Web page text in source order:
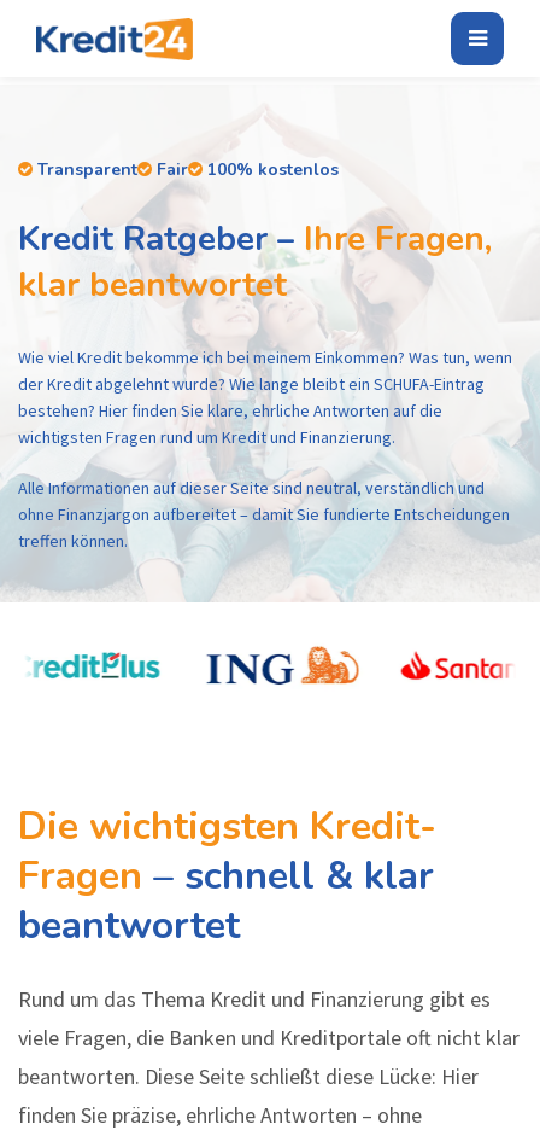
Transparent Fair 100% kostenlos
Kredit Ratgeber – Ihre Fragen,
klar beantwortet
Wie viel Kredit bekomme ich bei meinem Einkommen? Was tun, wenn
der Kredit abgelehnt wurde? Wie lange bleibt ein SCHUFA-Eintrag
bestehen? Hier finden Sie klare, ehrliche Antworten auf die
wichtigsten Fragen rund um Kredit und Finanzierung.
Alle Informationen auf dieser Seite sind neutral, verständlich und
ohne Finanzjargon aufbereitet – damit Sie fundierte Entscheidungen
treffen können.
Die wichtigsten Kredit-
Fragen – schnell & klar
beantwortet
Rund um das Thema Kredit und Finanzierung gibt es
viele Fragen, die Banken und Kreditportale oft nicht klar
beantworten. Diese Seite schließt diese Lücke: Hier
finden Sie präzise, ehrliche Antworten – ohne